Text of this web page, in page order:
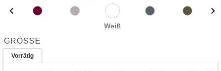
Weiß
GRÖSSE
Vorrätig